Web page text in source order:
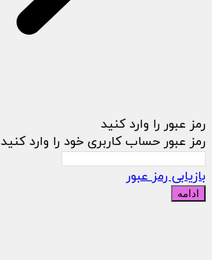
رمز عبور را وارد کنید
رمز عبور حساب کاربری خود را وارد کنید
بازیابی رمز عبور
ادامه